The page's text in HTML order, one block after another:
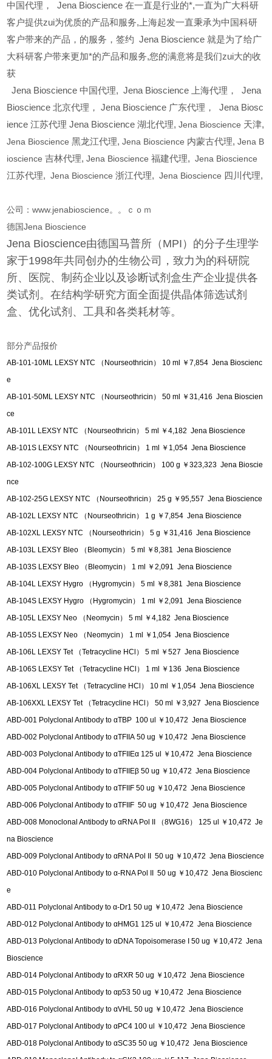
中国代理， Jena Bioscience 在一直是行业的*,一直为广大科研
客户提供zui为优质的产品和服务,上海起发一直秉承为中国科研
客户带来的产品，的服务，签约 Jena Bioscience 就是为了给广
大科研客户带来更加*的产品和服务,您的满意将是我们zui大的收
获
Jena Bioscience中国代理, Jena Bioscience 上海代理， Jena
Bioscience 北京代理， Jena Bioscience 广东代理， Jena Biosc
ience 江苏代理 Jena Bioscience 湖北代理, Jena Bioscience 天津,
Jena Bioscience黑龙江代理, Jena Bioscience 内蒙古代理, Jena B
ioscience吉林代理, Jena Bioscience福建代理, Jena Bioscience
江苏代理, Jena Bioscience浙江代理, Jena Bioscience 四川代理,
公司：www.jenabioscience。。ｃｏｍ
德国Jena Bioscience
Jena Bioscience由德国马普所（MPI）的分子生理学
家于1998年共同创办的生物公司，致力为的科研院
所、医院、制药企业以及诊断试剂盒生产企业提供各
类试剂。在结构学研究方面全面提供晶体筛选试剂
盒、优化试剂、工具和各类耗材等。
部分产品报价
AB-101-10ML LEXSY NTC （Nourseothricin） 10 ml ￥7,854 Jena Bioscienc
e
AB-101-50ML LEXSY NTC （Nourseothricin） 50 ml ￥31,416 Jena Bioscien
ce
AB-101L LEXSY NTC （Nourseothricin） 5 ml ￥4,182 Jena Bioscience
AB-101S LEXSY NTC （Nourseothricin） 1 ml ￥1,054 Jena Bioscience
AB-102-100G LEXSY NTC （Nourseothricin） 100 g ￥323,323 Jena Bioscie
nce
AB-102-25G LEXSY NTC （Nourseothricin） 25 g ￥95,557 Jena Bioscience
AB-102L LEXSY NTC （Nourseothricin） 1 g ￥7,854 Jena Bioscience
AB-102XL LEXSY NTC （Nourseothricin） 5 g ￥31,416 Jena Bioscience
AB-103L LEXSY Bleo （Bleomycin） 5 ml ￥8,381 Jena Bioscience
AB-103S LEXSY Bleo （Bleomycin） 1 ml ￥2,091 Jena Bioscience
AB-104L LEXSY Hygro （Hygromycin） 5 ml ￥8,381 Jena Bioscience
AB-104S LEXSY Hygro （Hygromycin） 1 ml ￥2,091 Jena Bioscience
AB-105L LEXSY Neo （Neomycin） 5 ml ￥4,182 Jena Bioscience
AB-105S LEXSY Neo （Neomycin） 1 ml ￥1,054 Jena Bioscience
AB-106L LEXSY Tet （Tetracycline HCl） 5 ml ￥527 Jena Bioscience
AB-106S LEXSY Tet （Tetracycline HCl） 1 ml ￥136 Jena Bioscience
AB-106XL LEXSY Tet （Tetracycline HCl） 10 ml ￥1,054 Jena Bioscience
AB-106XXL LEXSY Tet （Tetracycline HCl） 50 ml ￥3,927 Jena Bioscience
ABD-001 Polyclonal Antibody to αTBP 100 ul ￥10,472 Jena Bioscience
ABD-002 Polyclonal Antibody to αTFIIA 50 ug ￥10,472 Jena Bioscience
ABD-003 Polyclonal Antibody to αTFIIEα 125 ul ￥10,472 Jena Bioscience
ABD-004 Polyclonal Antibody to αTFIIEβ 50 ug ￥10,472 Jena Bioscience
ABD-005 Polyclonal Antibody to αTFIIF 50 ug ￥10,472 Jena Bioscience
ABD-006 Polyclonal Antibody to αTFIIF 50 ug ￥10,472 Jena Bioscience
ABD-008 Monoclonal Antibody to αRNA Pol II （8WG16） 125 ul ￥10,472 Je
na Bioscience
ABD-009 Polyclonal Antibody to αRNA Pol II 50 ug ￥10,472 Jena Bioscience
ABD-010 Polyclonal Antibody to α-RNA Pol II 50 ug ￥10,472 Jena Bioscienc
e
ABD-011 Polyclonal Antibody to α-Dr1 50 ug ￥10,472 Jena Bioscience
ABD-012 Polyclonal Antibody to αHMG1 125 ul ￥10,472 Jena Bioscience
ABD-013 Polyclonal Antibody to αDNA Topoisomerase I 50 ug ￥10,472 Jena
Bioscience
ABD-014 Polyclonal Antibody to αRXR 50 ug ￥10,472 Jena Bioscience
ABD-015 Polyclonal Antibody to αp53 50 ug ￥10,472 Jena Bioscience
ABD-016 Polyclonal Antibody to αVHL 50 ug ￥10,472 Jena Bioscience
ABD-017 Polyclonal Antibody to αPC4 100 ul ￥10,472 Jena Bioscience
ABD-018 Polyclonal Antibody to αSC35 50 ug ￥10,472 Jena Bioscience